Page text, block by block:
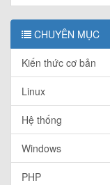
CHUYÊN MỤC
Kiến thức cơ bản
Linux
Hệ thống
Windows
PHP